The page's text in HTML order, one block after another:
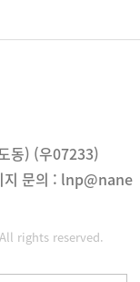
동) (우07233)
지 문의 : lnp@nane
rights reserved.